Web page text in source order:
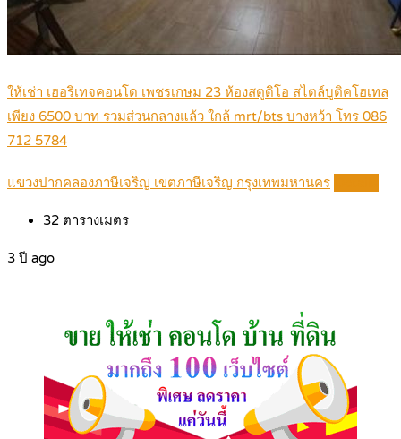
ให้เช่า เฮอริเทจคอนโด เพชรเกษม 23 ห้องสตูดิโอ สไตล์บูติคโฮเทล
เพียง 6500 บาท รวมส่วนกลางแล้ว ใกล้ mrt/bts บางหว้า โทร 086
712 5784
แขวงปากคลองภาษีเจริญ เขตภาษีเจริญ กรุงเทพมหานคร
32 ตารางเมตร
3 ปี ago